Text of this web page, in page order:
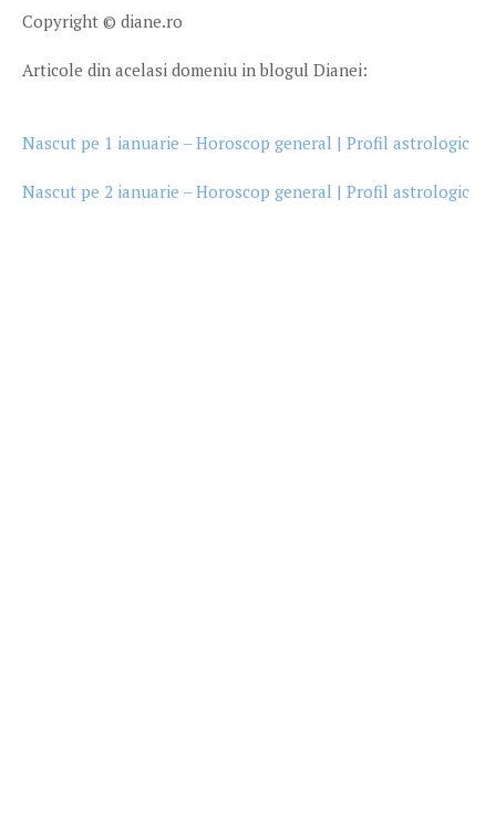
Copyright © diane.ro
Articole din acelasi domeniu in blogul Dianei:
Nascut pe 1 ianuarie – Horoscop general | Profil astrologic
Nascut pe 2 ianuarie – Horoscop general | Profil astrologic